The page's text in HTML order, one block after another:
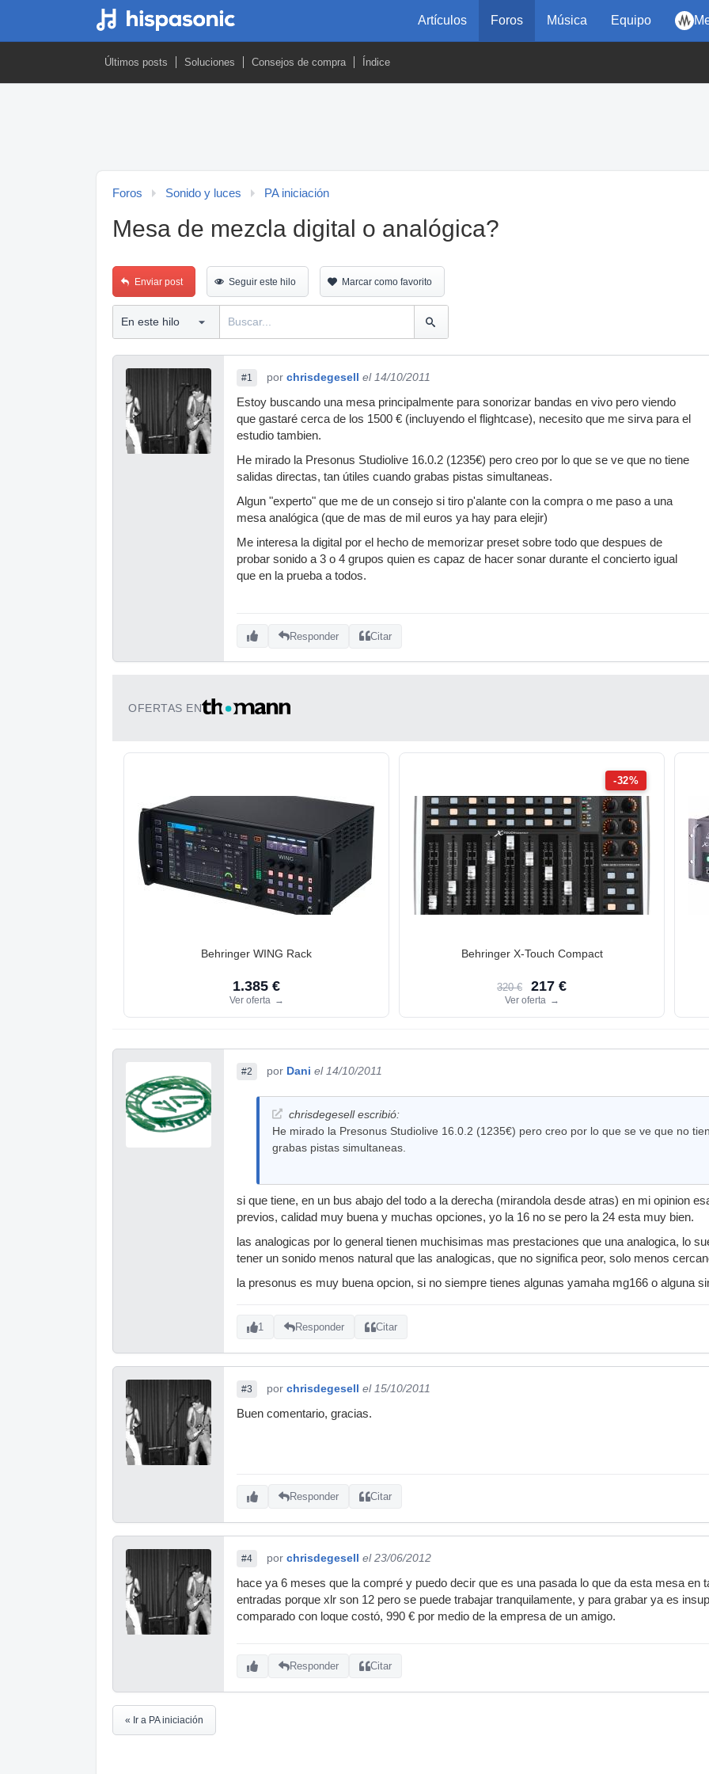
Artículos Foros Música Equipo
Últimos posts Soluciones Consejos de compra Índice
Foros Sonido y luces PA iniciación
Mesa de mezcla digital o analógica?
Enviar post Seguir este hilo Marcar como favorito
#1 por chrisdegesell el 14/10/2011
Estoy buscando una mesa principalmente para sonorizar bandas en vivo pero viendo
que gastaré cerca de los 1500 € (incluyendo el flightcase), necesito que me sirva para el
estudio tambien.
He mirado la Presonus Studiolive 16.0.2 (1235€) pero creo por lo que se ve que no tiene
salidas directas, tan útiles cuando grabas pistas simultaneas.
Algun "experto" que me de un consejo si tiro p'alante con la compra o me paso a una
mesa analógica (que de mas de mil euros ya hay para elejir)
Me interesa la digital por el hecho de memorizar preset sobre todo que despues de
probar sonido a 3 o 4 grupos quien es capaz de hacer sonar durante el concierto igual
que en la prueba a todos.
Responder Citar
OFERTAS EN
Behringer WING Rack
1.385 €
Ver oferta →
-32%
Behringer X-Touch Compact
320 € 217 €
Ver oferta →
#2 por Dani el 14/10/2011
chrisdegesell escribió:
He mirado la Presonus Studiolive 16.0.2 (1235€) pero creo por lo que se ve que no
grabas pistas simultaneas.
si que tiene, en un bus abajo del todo a la derecha (mirandola desde atras) en mi opinion
previos, calidad muy buena y muchas opciones, yo la 16 no se pero la 24 esta muy bien.
las analogicas por lo general tienen muchisimas mas prestaciones que una analogica, lo
tener un sonido menos natural que las analogicas, que no significa peor, solo menos
la presonus es muy buena opcion, si no siempre tienes algunas yamaha mg166 o alguna
1 Responder Citar
#3 por chrisdegesell el 15/10/2011
Buen comentario, gracias.
Responder Citar
#4 por chrisdegesell el 23/06/2012
hace ya 6 meses que la compré y puedo decir que es una pasada lo que da esta mesa en
entradas porque xlr son 12 pero se puede trabajar tranquilamente, y para grabar ya es
comparado con loque costó, 990 € por medio de la empresa de un amigo.
Responder Citar
« Ir a PA iniciación